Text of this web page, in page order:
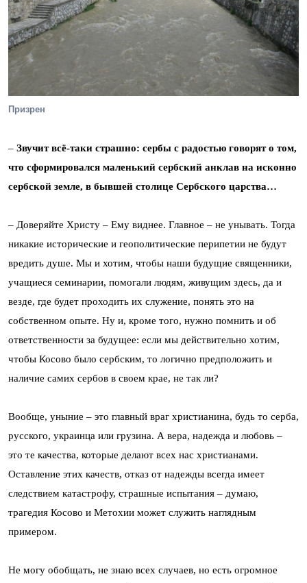
Призрен
– Звучит всё-таки страшно: сербы с радостью говорят о том,
что сформировался маленький сербский анклав на исконно
сербской земле, в бывшей столице Сербского царства…
– Доверяйте Христу – Ему виднее. Главное – не унывать. Тогда
никакие исторические и геополитические перипетии не будут
вредить душе. Мы и хотим, чтобы наши будущие священники,
учащиеся семинарии, помогали людям, живущим здесь, да и
везде, где будет проходить их служение, понять это на
собственном опыте. Ну и, кроме того, нужно помнить и об
ответственности за будущее: если мы действительно хотим,
чтобы Косово было сербским, то логично предположить и
наличие самих сербов в своем крае, не так ли?
Вообще, уныние – это главный враг христианина, будь то серба,
русского, украинца или грузина. А вера, надежда и любовь –
это те качества, которые делают всех нас христианами.
Оставление этих качеств, отказ от надежды всегда имеет
следствием катастрофу, страшные испытания – думаю,
трагедия Косово и Метохии может служить наглядным
примером.
Не могу обобщать, не знаю всех случаев, но есть огромное